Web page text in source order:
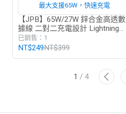
最大支援65W，快速充電
【JPB】65W/27W 鋅合金高透數
據線 二對二充電設計 Lightning
Type-C 充電線 數據線
已銷售：1
NT$249NT$399
1 /4